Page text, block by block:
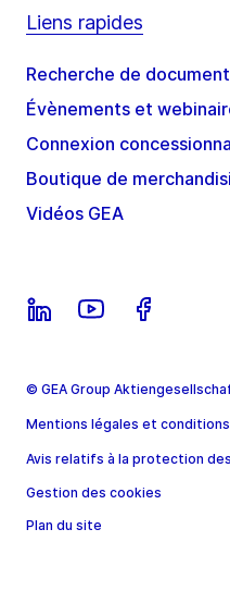
Liens rapides
Recherche de
Évènements et
Connexion
Boutique de
Vidéos GEA
© GEA Group
Mentions légales et
Avis relatifs à la protection
Gestion des cookies
Plan du site